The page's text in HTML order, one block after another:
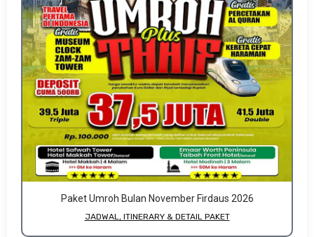
Paket Umroh Bulan November Firdaus 2026
JADWAL, ITINERARY & DETAIL PAKET